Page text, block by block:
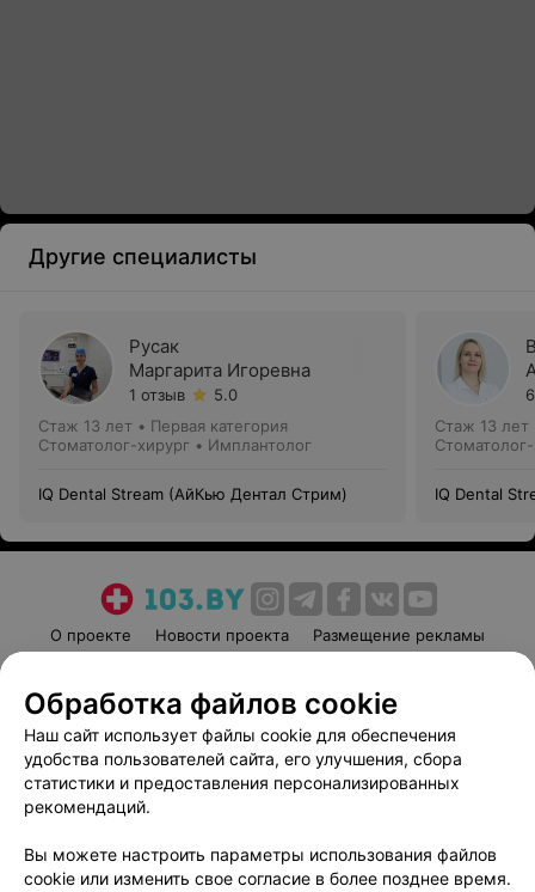
Другие специалисты
Русак
Маргарита Игоревна
1 отзыв
5.0
Стаж 13 лет • Первая категория
Стоматолог-хирург • Имплантолог
IQ Dental Stream (АйКью Дентал Стрим)
Стаж 13 лет
IQ Dental
О проекте Новости проекта
Размещение рекламы
Пользовательское соглашение
Способы оплаты
Вакансии
Партнеры
Написать руководителю 103.by
Обработка персональных данных
Обработка файлов cookie
Наш сайт использует файлы cookie для обеспечения
удобства пользователей сайта, его улучшения, сбора
статистики и предоставления персонализированных
рекомендаций.
Вы можете настроить параметры использования файлов
cookie или изменить свое согласие в более позднее время.